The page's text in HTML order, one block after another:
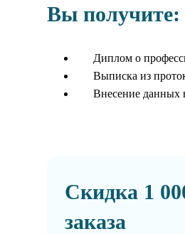
Вы получите:
Диплом о
Выписка из
Внесение данных
Скидка 1
заказа